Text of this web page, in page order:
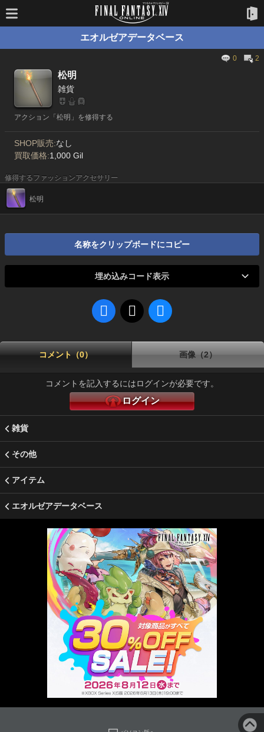
エオルゼアデータベース
0 2
松明
雑貨
アクション「松明」を修得する
SHOP販売:なし
買取価格:1,000 Gil
修得するファッションアクセサリー
松明
名称をクリップボードにコピー
埋め込みコード表示
コメント（0） 画像（2）
コメントを記入するにはログインが必要です。
ログイン
雑貨
その他
アイテム
エオルゼアデータベース